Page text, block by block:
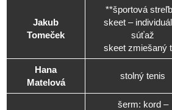
Jakub
Tomeček
**športová
skeet –
súťaž
skeet zmiešaný
Hana
Matelová
stolný tenis
šerm: kord –